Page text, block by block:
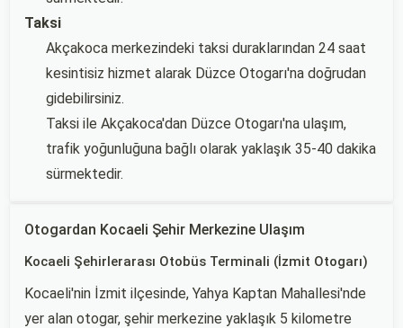
Taksi
Akçakoca merkezindeki taksi duraklarından 24 saat
kesintisiz hizmet alarak Düzce Otogarı'na doğrudan
gidebilirsiniz.
Taksi ile Akçakoca'dan Düzce Otogarı'na ulaşım,
trafik yoğunluğuna bağlı olarak yaklaşık 35-40 dakika
sürmektedir.
Otogardan Kocaeli Şehir Merkezine Ulaşım
Kocaeli Şehirlerarası Otobüs Terminali (İzmit Otogarı)
Kocaeli'nin İzmit ilçesinde, Yahya Kaptan Mahallesi'nde
yer alan otogar, şehir merkezine yaklaşık 5 kilometre